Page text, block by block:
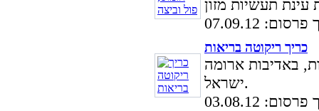
07.09.12
כריך ריקוטה בריאות
באדיבות ארומה
ישראל.
03.08.12